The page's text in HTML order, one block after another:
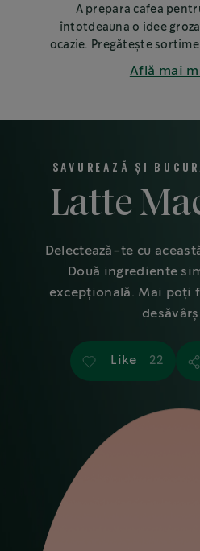
A prepara cafea
întotdeauna o idee
ocazie. Pregătește
preferate de la
familie sau
Află mai
SAVUREAZĂ ȘI
Latte
Delectează-te cu
Două ingrediente
excepțională. Mai poți
Like 22